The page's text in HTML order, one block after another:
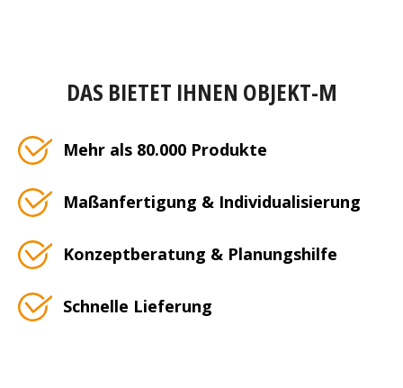
DAS BIETET IHNEN OBJEKT-M
Mehr als 80.000 Produkte
Maßanfertigung & Individualisierung
Konzeptberatung & Planungshilfe
Schnelle Lieferung